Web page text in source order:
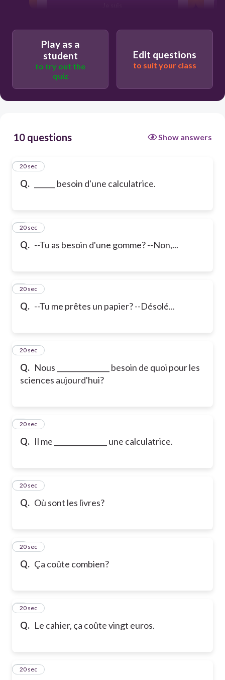
Play as a
student
to try out the
quiz
Edit questions
to suit your class
10 questions Show answers
Q. ______ besoin d'une calculatrice.
1
20 sec
Q. --Tu as besoin d'une gomme? --Non,...
2
20 sec
Q. --Tu me prêtes un papier? --Désolé...
3
20 sec
Q. Nous _______________ besoin de quoi pour les
sciences aujourd'hui?
4
20 sec
Q. Il me _______________ une calculatrice.
5
20 sec
Q. Où sont les livres?
6
20 sec
Q. Ça coûte combien?
7
20 sec
Q. Le cahier, ça coûte vingt euros.
8
20 sec
9
20 sec